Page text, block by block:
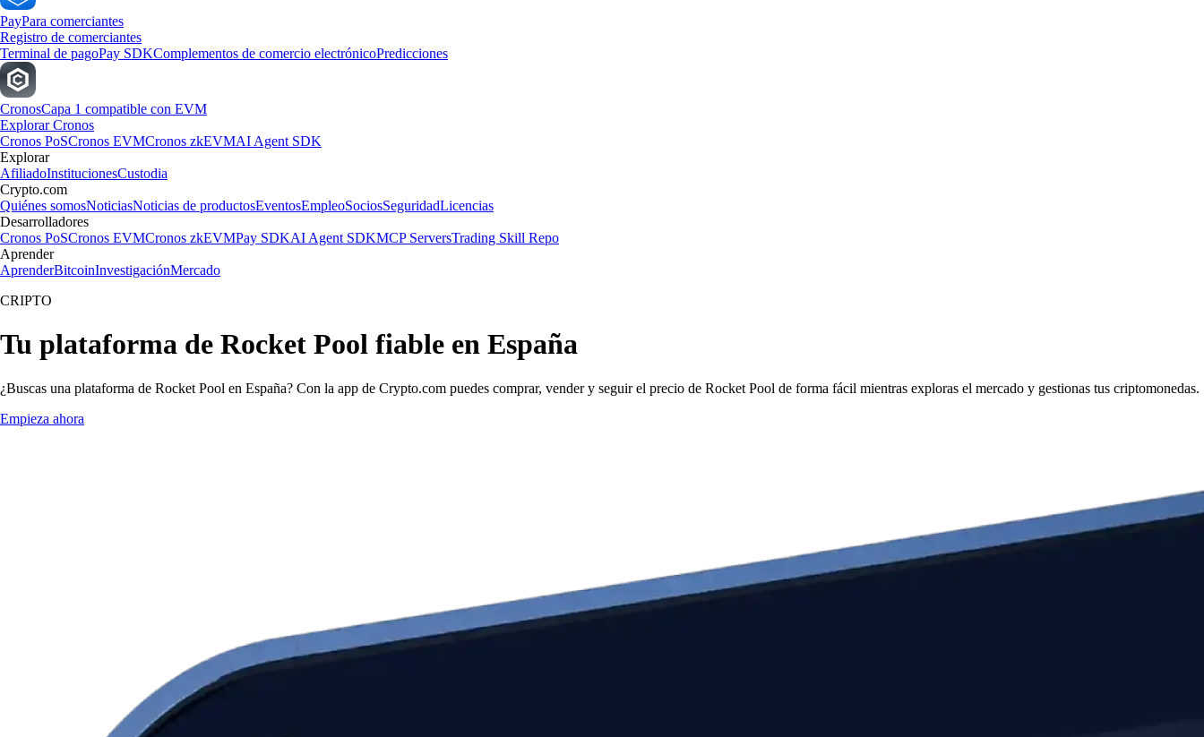
PayPara comerciantes
Registro de comerciantes
Terminal de pagoPay SDKComplementos de comercio electrónicoPredicciones
CronosCapa 1 compatible con EVM
Explorar Cronos
Cronos PoSCronos EVMCronos zkEVMAI Agent SDK
Explorar
AfiliadoInstitucionesCustodia
Crypto.com
Quiénes somosNoticiasNoticias de productosEventosEmpleoSociosSeguridadLicencias
Desarrolladores
Cronos PoSCronos EVMCronos zkEVMPay SDKAI Agent SDKMCP ServersTrading Skill Repo
Aprender
AprenderBitcoinInvestigaciónMercado
CRIPTO
Tu plataforma de Rocket Pool fiable en España
¿Buscas una plataforma de Rocket Pool en España? Con la app de Crypto.com puedes comprar, vender y seguir el precio de Rocket Pool de forma fácil mientras exploras el mercado y gestionas tus criptomonedas.
Empieza ahora